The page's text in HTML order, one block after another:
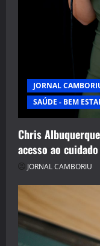
JORNAL
SAÚDE - BEM
Chris
acesso ao
JORNAL CAMBORIU